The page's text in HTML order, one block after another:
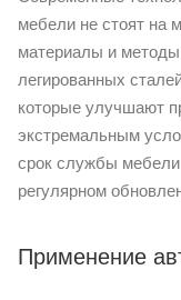
мебели не стоят на
материалы и методы
легированных
которые улучшают
экстремальным
срок службы
регулярном
Применение